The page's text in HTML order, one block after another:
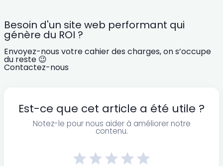
Besoin d'un site web performant qui
génère du ROI ?
Envoyez-nous votre cahier des charges, on s’occupe
du reste 😉
Contactez-nous
Est-ce que cet article a été utile ?
Notez-le pour nous aider à améliorer notre
contenu.